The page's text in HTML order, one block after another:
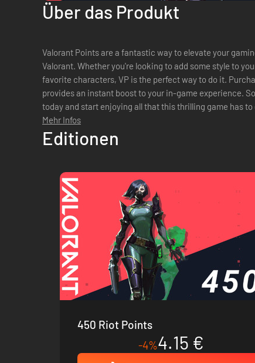
Über das Produkt
Valorant Points are a fantastic way to elevate your
Valorant. Whether you're looking to add some style to
favorite characters, VP is the perfect way to do it.
provides an instant boost to your in-game experience.
today and start enjoying all that this thrilling game has to
Mehr Infos
Editionen
450 Riot Points
-4%4.15 €